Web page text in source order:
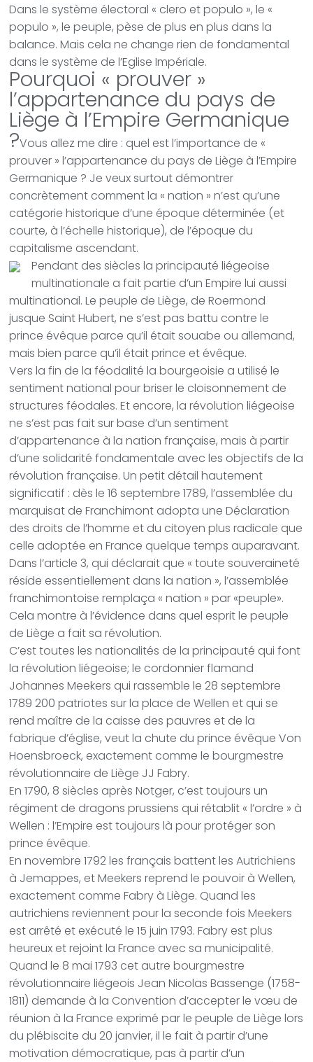
Dans le système électoral « clero et populo », le «
populo », le peuple, pèse de plus en plus dans la
balance. Mais cela ne change rien de fondamental
dans le système de l’Eglise Impériale.
Pourquoi « prouver »
l’appartenance du pays de
Liège à l’Empire Germanique
?Vous allez me dire : quel est l’importance de «
prouver » l’appartenance du pays de Liège à l’Empire
Germanique ? Je veux surtout démontrer
concrètement comment la « nation » n’est qu’une
catégorie historique d’une époque déterminée (et
courte, à l’échelle historique), de l’époque du
capitalisme ascendant.
Pendant des siècles la principauté liégeoise
multinationale a fait partie d’un Empire lui aussi
multinational. Le peuple de Liège, de Roermond
jusque Saint Hubert, ne s’est pas battu contre le
prince évêque parce qu’il était souabe ou allemand,
mais bien parce qu’il était prince et évêque.
Vers la fin de la féodalité la bourgeoisie a utilisé le
sentiment national pour briser le cloisonnement de
structures féodales. Et encore, la révolution liégeoise
ne s’est pas fait sur base d’un sentiment
d’appartenance à la nation française, mais à partir
d’une solidarité fondamentale avec les objectifs de la
révolution française. Un petit détail hautement
significatif : dès le 16 septembre 1789, l’assemblée du
marquisat de Franchimont adopta une Déclaration
des droits de l’homme et du citoyen plus radicale que
celle adoptée en France quelque temps auparavant.
Dans l’article 3, qui déclarait que « toute souveraineté
réside essentiellement dans la nation », l’assemblée
franchimontoise remplaça « nation » par «peuple».
Cela montre à l’évidence dans quel esprit le peuple
de Liège a fait sa révolution.
C’est toutes les nationalités de la principauté qui font
la révolution liégeoise; le cordonnier flamand
Johannes Meekers qui rassemble le 28 septembre
1789 200 patriotes sur la place de Wellen et qui se
rend maître de la caisse des pauvres et de la
fabrique d’église, veut la chute du prince évêque Von
Hoensbroeck, exactement comme le bourgmestre
révolutionnaire de Liège JJ Fabry.
En 1790, 8 siècles après Notger, c’est toujours un
régiment de dragons prussiens qui rétablit « l’ordre » à
Wellen : l’Empire est toujours là pour protéger son
prince évêque.
En novembre 1792 les français battent les Autrichiens
à Jemappes, et Meekers reprend le pouvoir à Wellen,
exactement comme Fabry à Liège. Quand les
autrichiens reviennent pour la seconde fois Meekers
est arrêté et exécuté le 15 juin 1793. Fabry est plus
heureux et rejoint la France avec sa municipalité.
Quand le 8 mai 1793 cet autre bourgmestre
révolutionnaire liégeois Jean Nicolas Bassenge (1758-
1811) demande à la Convention d’accepter le vœu de
réunion à la France exprimé par le peuple de Liège lors
du plébiscite du 20 janvier, il le fait à partir d’une
motivation démocratique, pas à partir d’un